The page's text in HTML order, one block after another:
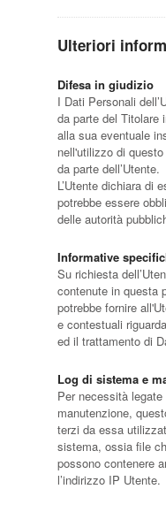
Ulteriori
Difesa in giudizio
I Dati Personali
da parte del Titolare
alla sua eventuale
nell'utilizzo di
da parte dell’Utente.
L’Utente dichiara di
potrebbe essere
delle autorità
Informative
Su richiesta
contenute in questa
potrebbe fornire
e contestuali
ed il trattamento di
Log di sistema e
Per necessità
manutenzione,
terzi da essa
sistema, ossia file
possono contenere
l’indirizzo IP Utente.